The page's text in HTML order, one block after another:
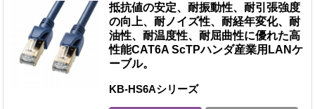
抵抗値の安定、耐振動性、耐引張強度
の向上、耐ノイズ性、耐経年変化、耐
油性、耐温度性、耐屈曲性に優れた高
性能CAT6A ScTPハンダ産業用LANケ
ーブル。
KB-HS6Aシリーズ